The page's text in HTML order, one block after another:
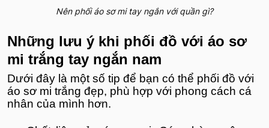
Nên phối áo sơ mi tay ngắn với quần gì?
Những lưu ý khi phối đồ với áo sơ
mi trắng tay ngắn nam
Dưới đây là một số tip để bạn có thể phối đồ với
áo sơ mi trắng đẹp, phù hợp với phong cách cá
nhân của mình hơn.